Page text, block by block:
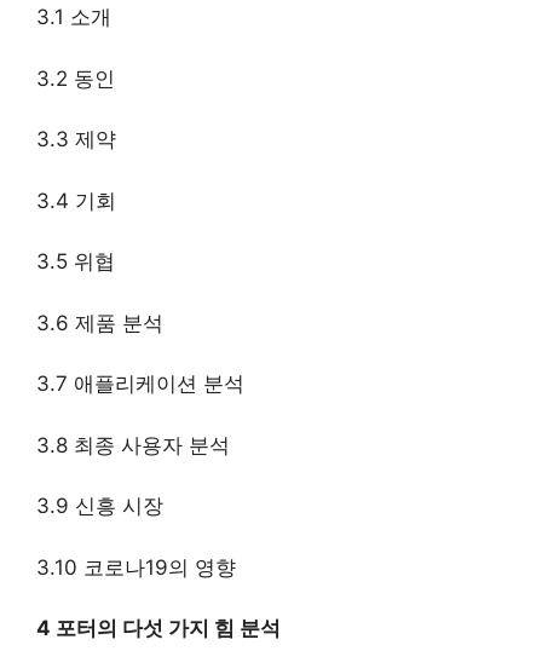
3.1 소개
3.2 동인
3.3 제약
3.4 기회
3.5 위협
3.6 제품 분석
3.7 애플리케이션 분석
3.8 최종 사용자 분석
3.9 신흥 시장
3.10 코로나19의 영향
4 포터의 다섯 가지 힘 분석